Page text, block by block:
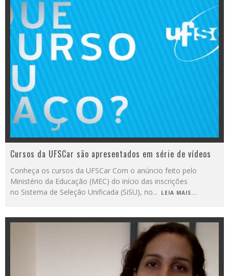
Cursos da UFSCar são apresentados em série de vídeos
Conheça os cursos da UFSCar Com o anúncio feito pelo
Ministério da Educação (MEC) do início das inscrições
no Sistema de Seleção Unificada (SiSU), no... LEIA MAIS...